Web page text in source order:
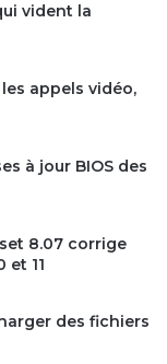
vident la
les appels vidéo,
à jour BIOS des
8.07 corrige
et 11
des fichiers